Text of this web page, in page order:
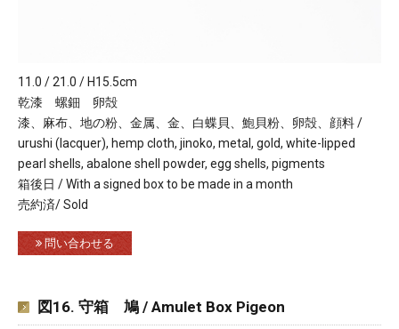
11.0 / 21.0 / H15.5cm
乾漆 螺鈿 卵殻
漆、麻布、地の粉、金属、金、白蝶貝、鮑貝粉、卵殻、顔料 /
urushi (lacquer), hemp cloth, jinoko, metal, gold, white-lipped
pearl shells, abalone shell powder, egg shells, pigments
箱後日 / With a signed box to be made in a month
売約済/ Sold
問い合わせる
図16. 守箱 鳩 / Amulet Box Pigeon